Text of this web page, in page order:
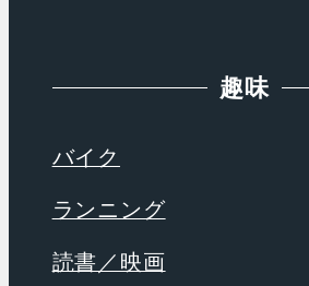
趣味
バイク
ランニング
読書／映画